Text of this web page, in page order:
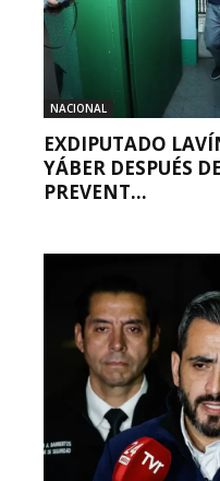
NACIONAL
EXDIPUTADO
YÁBER DESPUÉS
PREVENT...